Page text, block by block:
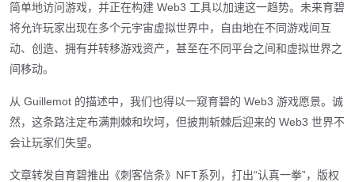
简单地访问游戏，并正在构建 Web3 工具以加速这一趋势。未来育碧
将允许玩家出现在多个元宇宙虚拟世界中，自由地在不同游戏间互
动、创造、拥有并转移游戏资产，甚至在不同平台之间和虚拟世界之
间移动。
从 Guillemot 的描述中，我们也得以一窥育碧的 Web3 游戏愿景。诚
然，这条路注定布满荆棘和坎坷，但披荆斩棘后迎来的 Web3 世界不
会让玩家们失望。
文章转发自育碧推出《刺客信条》NFT系列，打出“认真一拳”，版权